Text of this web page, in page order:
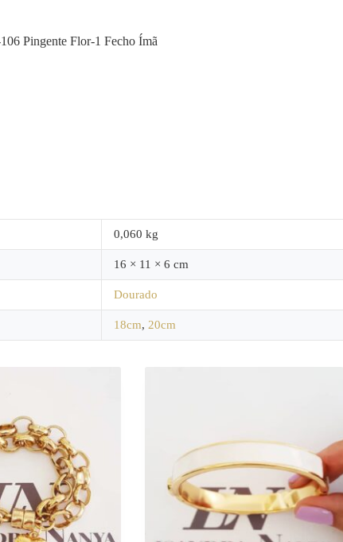
Pingente Flor-1 Fecho Ímã
0,060 kg
16 × 11 × 6 cm
Dourado
18cm, 20cm